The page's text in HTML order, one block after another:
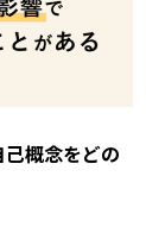
概念をどの